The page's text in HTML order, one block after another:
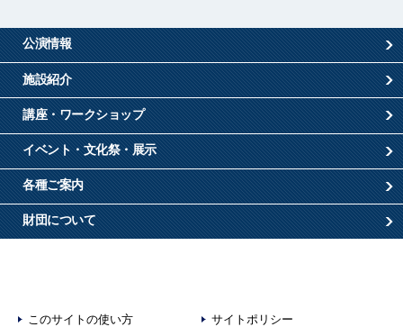
公演情報
施設紹介
講座・ワークショップ
イベント・文化祭・展示
各種ご案内
財団について
このサイトの使い方 サイトポリシー